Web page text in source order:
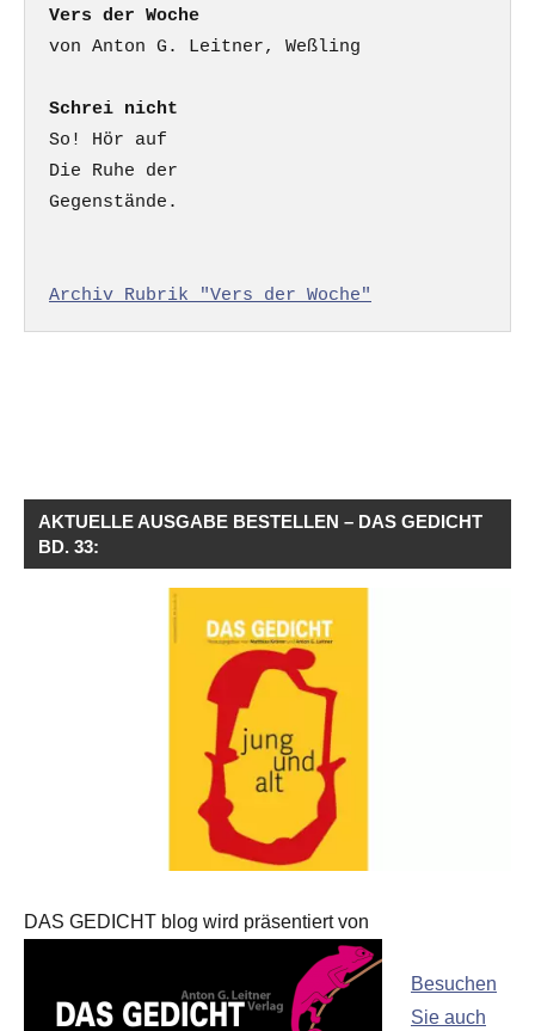
Vers der Woche
Schrei nicht
So! Hör auf
Die Ruhe der
Gegenstände.
Archiv Rubrik "Vers der Woche"
AKTUELLE AUSGABE BESTELLEN – DAS GEDICHT
BD. 33:
DAS GEDICHT blog wird präsentiert von
Besuchen
Sie auch